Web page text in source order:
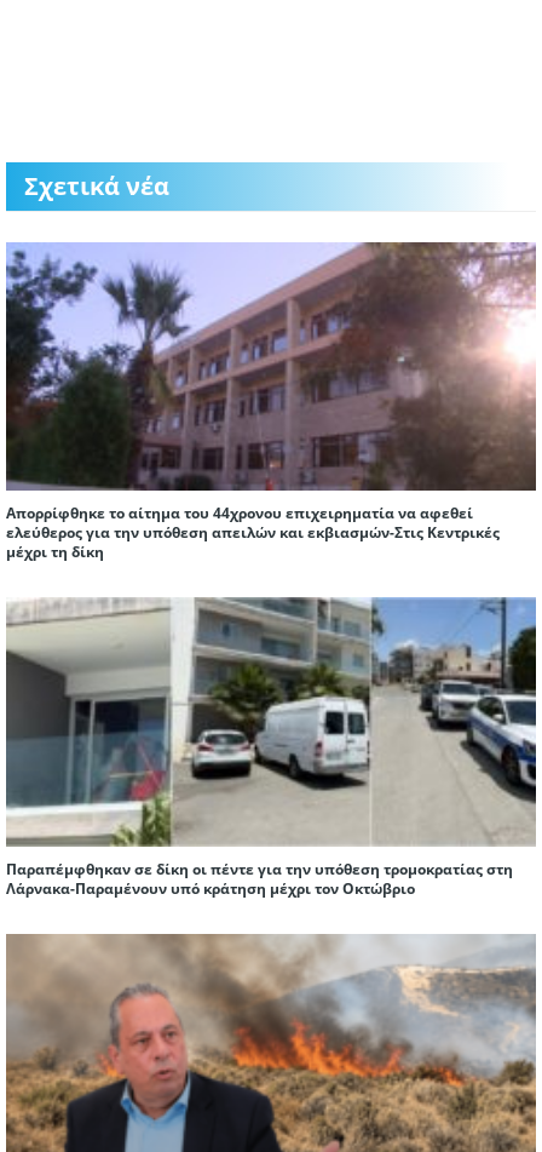
Σχετικά νέα
Απορρίφθηκε το αίτημα του 44χρονου επιχειρηματία να αφεθεί
ελεύθερος για την υπόθεση απειλών και εκβιασμών-Στις Κεντρικές
μέχρι τη δίκη
Παραπέμφθηκαν σε δίκη οι πέντε για την υπόθεση τρομοκρατίας στη
Λάρνακα-Παραμένουν υπό κράτηση μέχρι τον Οκτώβριο